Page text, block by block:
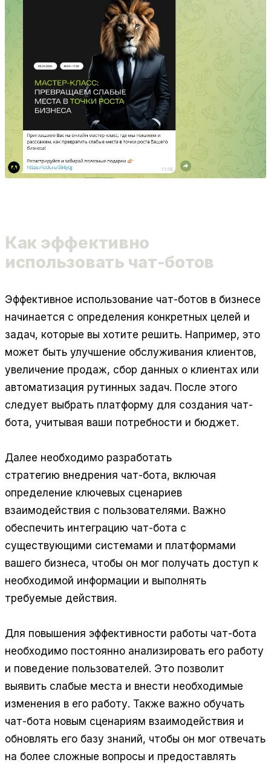
Как эффективно
использовать чат-ботов
Эффективное использование чат-ботов в бизнесе
начинается с определения конкретных целей и
задач, которые вы хотите решить. Например, это
может быть улучшение обслуживания клиентов,
увеличение продаж, сбор данных о клиентах или
автоматизация рутинных задач. После этого
следует выбрать платформу для создания чат-
бота, учитывая ваши потребности и бюджет.
Далее необходимо разработать
стратегию внедрения чат-бота, включая
определение ключевых сценариев
взаимодействия с пользователями. Важно
обеспечить интеграцию чат-бота с
существующими системами и платформами
вашего бизнеса, чтобы он мог получать доступ к
необходимой информации и выполнять
требуемые действия.
Для повышения эффективности работы чат-бота
необходимо постоянно анализировать его работу
и поведение пользователей. Это позволит
выявить слабые места и внести необходимые
изменения в его работу. Также важно обучать
чат-бота новым сценариям взаимодействия и
обновлять его базу знаний, чтобы он мог отвечать
на более сложные вопросы и предоставлять